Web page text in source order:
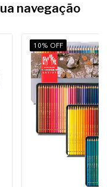
navegação
10% OFF